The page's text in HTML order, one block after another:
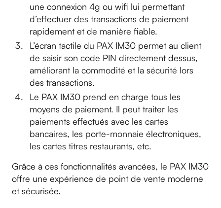
une connexion 4g ou wifi lui permettant
d’effectuer des transactions de paiement
rapidement et de manière fiable.
L’écran tactile du PAX IM30 permet au client
de saisir son code PIN directement dessus,
améliorant la commodité et la sécurité lors
des transactions.
Le PAX IM30 prend en charge tous les
moyens de paiement. Il peut traiter les
paiements effectués avec les cartes
bancaires, les porte-monnaie électroniques,
les cartes titres restaurants, etc.
Grâce à ces fonctionnalités avancées, le PAX IM30
offre une expérience de point de vente moderne
et sécurisée.